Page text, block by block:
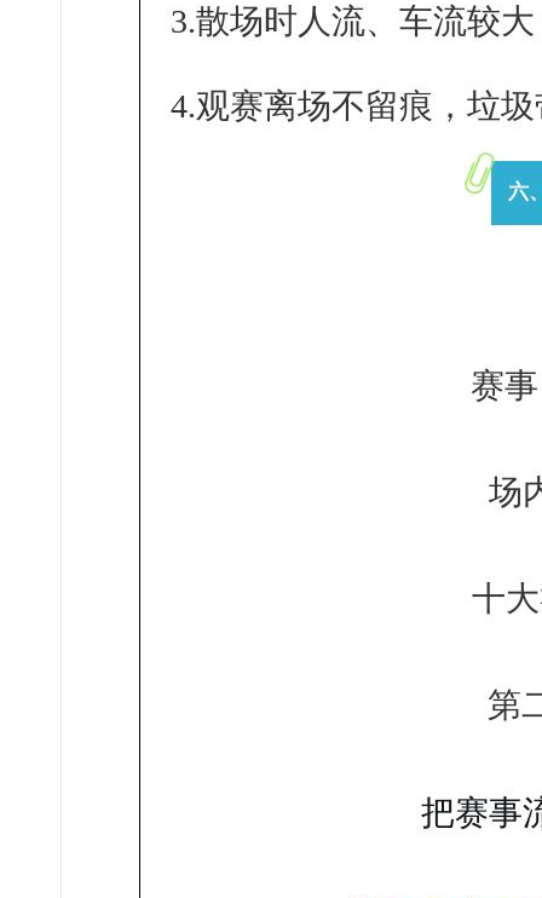
3.散场时人流、车流较
4.观赛离场不留痕，垃
六
赛
场
十
第
把赛事